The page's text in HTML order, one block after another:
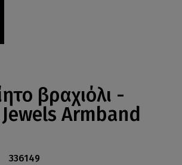
βραχιόλι -
Armband
336149